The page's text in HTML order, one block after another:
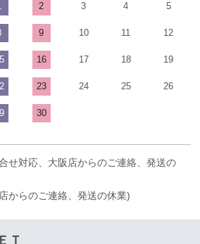
2 3 4 5
9 10 11 12
16 17 18 19
23 24 25 26
30
せ対応、大阪店からのご連絡、発送の
からのご連絡、発送の休業)
Ｔ